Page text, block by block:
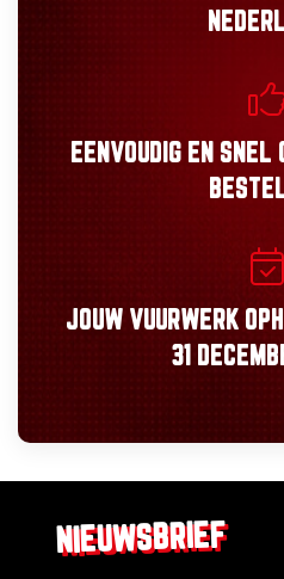
EENVOUDIGEN SNEL
JOUW VUURWERK
31
NIEUWSBRIEF